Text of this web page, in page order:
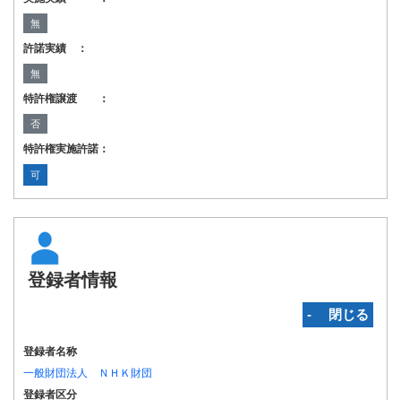
無
許諾実績 ：
無
特許権譲渡 ：
否
特許権実施許諾：
可
登録者情報
‐ 閉じる
登録者名称
一般財団法人 ＮＨＫ財団
登録者区分